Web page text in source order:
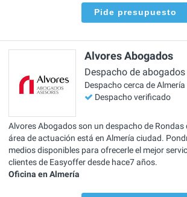
Pide presupuesto
Alvores Abogados
Despacho de abogados
Despacho cerca de
Despacho verificado
Alvores Abogados son un despacho de Rondas
área de actuación está en Almería ciudad.
medios disponibles para ofrecerle el mejor
clientes de Easyoffer desde hace7 años.
Oficina en Almería